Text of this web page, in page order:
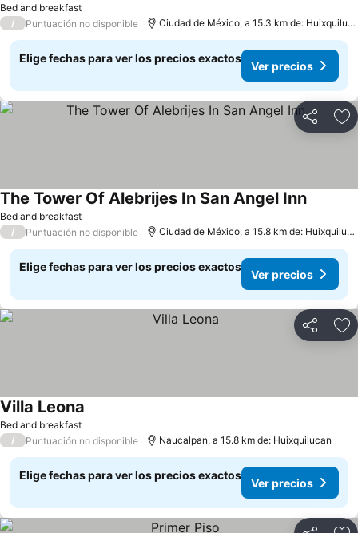
Bed and breakfast
/ Puntuación no disponible Ciudad de México, a 15.3 km de: Huixquilucan
Elige fechas para ver los precios exactos
Ver precios
Compartir
Bed and breakfast
The Tower Of Alebrijes In San Angel Inn
/ Puntuación no disponible Ciudad de México, a 15.8 km de: Huixquilucan
Elige fechas para ver los precios exactos
Ver precios
Compartir
Bed and breakfast
Villa Leona
/ Puntuación no disponible Naucalpan, a 15.8 km de: Huixquilucan
Elige fechas para ver los precios exactos
Ver precios